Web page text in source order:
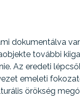
dokumentálva
további
Az eredeti
emeleti
örökség